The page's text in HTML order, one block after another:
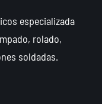
especializada
rolado,
soldadas.